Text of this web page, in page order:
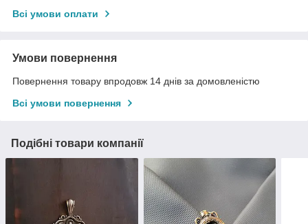
Всі умови оплати
Умови повернення
Повернення товару впродовж 14 днів за домовленістю
Всі умови повернення
Подібні товари компанії